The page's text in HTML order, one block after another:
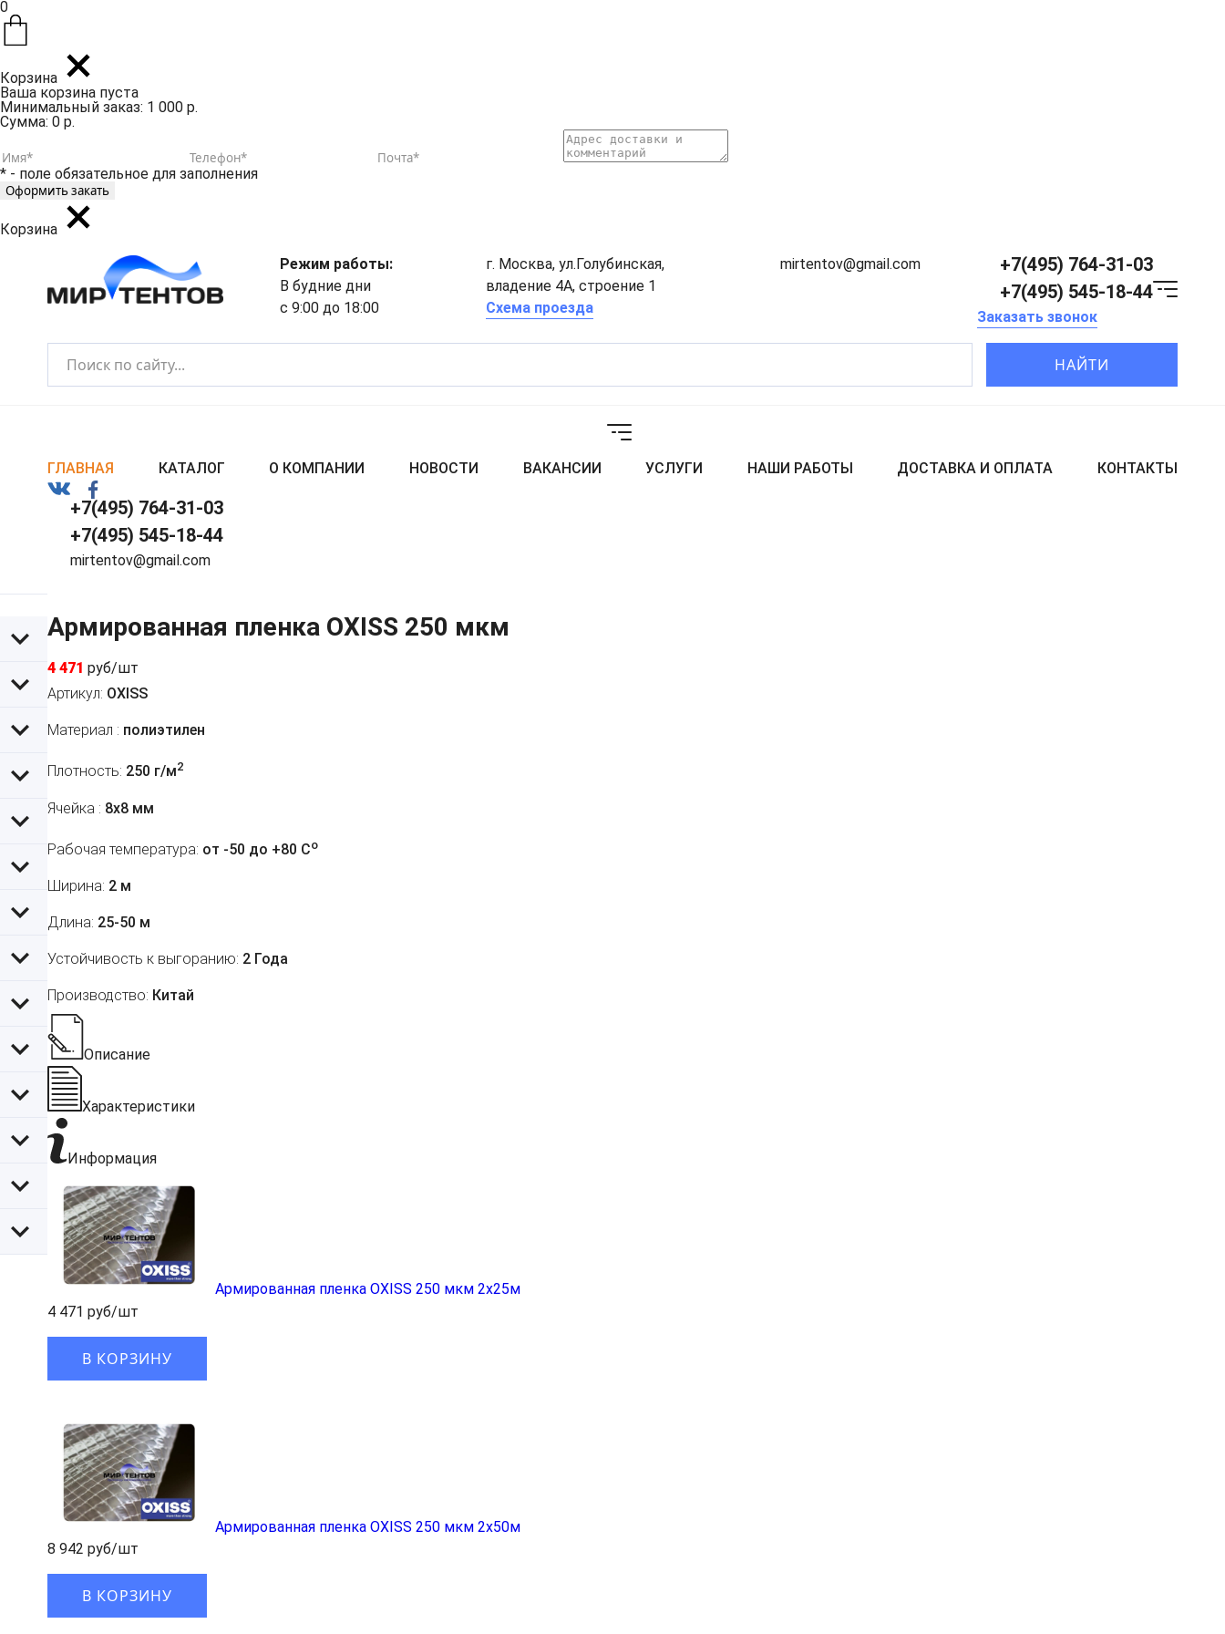
0
Корзина
Ваша корзина пуста
Минимальный заказ: 1 000 р.
Сумма: 0 р.
* - поле обязательное для заполнения
Корзина
Режим работы:
В будние дни
с 9:00 до 18:00
г. Москва, ул.Голубинская,
владение 4А, строение 1
Схема проезда
mirtentov@gmail.com
+7(495) 764-31-03
+7(495) 545-18-44
Заказать звонок
НАЙТИ
ГЛАВНАЯ КАТАЛОГ О КОМПАНИИ НОВОСТИ ВАКАНСИИ УСЛУГИ НАШИ РАБОТЫ ДОСТАВКА И ОПЛАТА КОНТАКТЫ
+7(495) 764-31-03
+7(495) 545-18-44
mirtentov@gmail.com
Армированная пленка OXISS 250 мкм
4 471 руб/шт
Артикул: OXISS
Материал : полиэтилен
Плотность: 250 г/м2
Ячейка : 8х8 мм
Рабочая температура: от -50 до +80 Co
Ширина: 2 м
Длина: 25-50 м
Устойчивость к выгоранию: 2 Года
Производство: Китай
Описание
Характеристики
Информация
Армированная пленка OXISS 250 мкм 2x25м
4 471 руб/шт
В КОРЗИНУ
Армированная пленка OXISS 250 мкм 2x50м
8 942 руб/шт
В КОРЗИНУ